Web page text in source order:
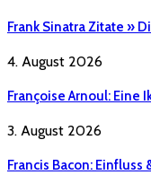
Frank Sinatra Zitate »
4. August 2026
Françoise Arnoul: Eine
3. August 2026
Francis Bacon: Einfluss